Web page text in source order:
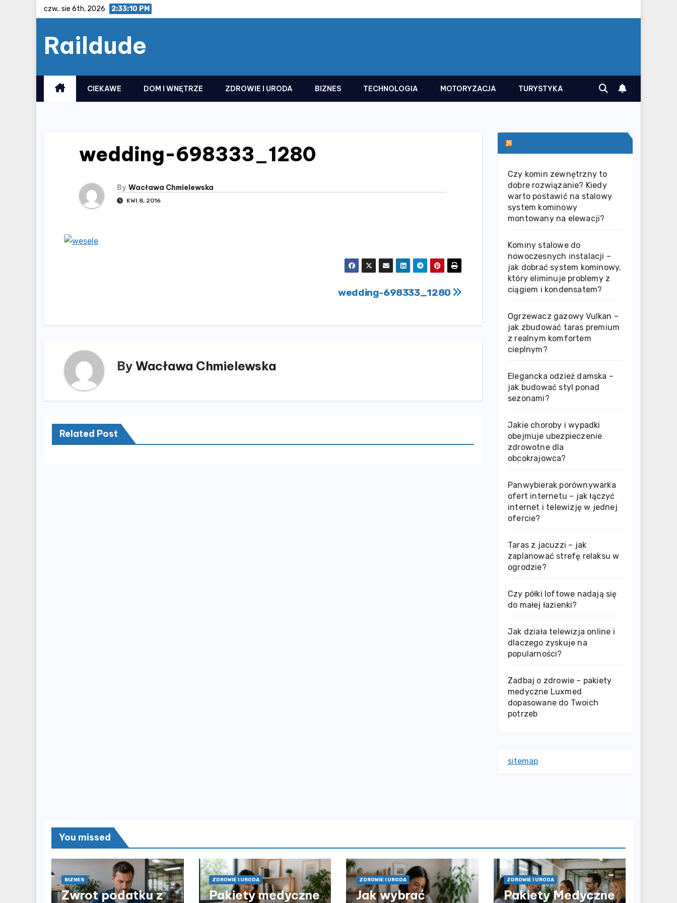
czw.. sie 6th, 2026 2:33:11 PM
Raildude
CIEKAWE DOM I WNĘTRZE ZDROWIE I URODA BIZNES TECHNOLOGIA MOTORYZACJA TURYSTYKA
wedding-698333_1280
By Wacława Chmielewska
KWI 8, 2016
wedding-698333_1280
By Wacława Chmielewska
Related Post
Czy komin zewnętrzny to
dobre rozwiązanie? Kiedy
warto postawić na stalowy
system kominowy
montowany na elewacji?
Kominy stalowe do
nowoczesnych instalacji –
jak dobrać system kominowy,
który eliminuje problemy z
ciągiem i kondensatem?
Ogrzewacz gazowy Vulkan –
jak zbudować taras premium
z realnym komfortem
cieplnym?
Elegancka odzież damska –
jak budować styl ponad
sezonami?
Jakie choroby i wypadki
obejmuje ubezpieczenie
zdrowotne dla
obcokrajowca?
Panwybierak porównywarka
ofert internetu – jak łączyć
internet i telewizję w jednej
ofercie?
Taras z jacuzzi – jak
zaplanować strefę relaksu w
ogrodzie?
Czy półki loftowe nadają się
do małej łazienki?
Jak działa telewizja online i
dlaczego zyskuje na
popularności?
Zadbaj o zdrowie – pakiety
medyczne Luxmed
dopasowane do Twoich
potrzeb
sitemap
You missed
BIZNES
Zwrot podatku z
ZDROWIE I URODA
Pakiety medyczne
ZDROWIE I URODA
Jak wybrać
ZDROWIE I URODA
Pakiety Medyczne